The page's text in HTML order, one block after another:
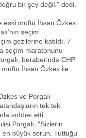
bir şey değil." dedi.
eski müftü İhsan Özkes,
seçim
gezilerine katıldı. 7
seçim maratonunu
beraberinde CHP
İhsan Özkes ile
ve Porgalı
tek tek
sohbet etti.
Porgalı, "Sizlerin
en büyük sorun. Tuttuğu